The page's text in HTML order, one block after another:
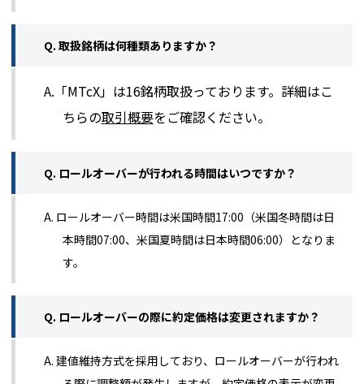
Q. 取扱銘柄は何種類ありますか？
A.「MTcX」は16銘柄取扱っております。詳細はこ
ちらの取引概要をご確認ください。
Q. ロールオーバーが行われる時間はいつですか？
A. ロールオーバー時間は米国時間17:00（米国冬時間は日
本時間07:00、米国夏時間は日本時間06:00）となりま
す。
Q. ロールオーバーの際に約定価格は変更されますか？
A. 建値維持方式を採用しており、ロールオーバーが行われ